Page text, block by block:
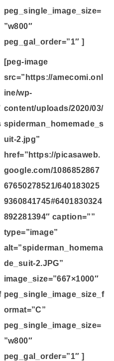
peg_single_image_size=
”w800″
peg_gal_order=”1″ ]
[peg-image
src=”https://amecomi.onl
ine/wp-
content/uploads/2020/03/
spiderman_homemade_s
uit-2.jpg”
href=”https://picasaweb.
google.com/1086852867
67650278521/640183025
9360841745#6401830324
892281394″ caption=””
type=”image”
alt=”spiderman_homema
de_suit-2.JPG”
image_size=”667×1000″
peg_single_image_size_f
ormat=”C”
peg_single_image_size=
”w800″
peg_gal_order=”1″ ]